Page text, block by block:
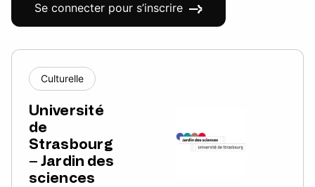
Se connecter pour s’inscrire
Culturelle
Université
de
Strasbourg
– Jardin des
sciences